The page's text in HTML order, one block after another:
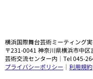
横浜国際舞台芸術ミーティング
〒231-0041 神奈川県横浜市中
芸術交流センター内｜Tel 045-
プライバシーポリシー ｜ 利用規約